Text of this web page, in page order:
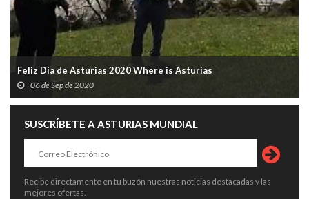
Feliz Día de Asturias 2020 Where is Asturias
06 de Sep de 2020
SUSCRÍBETE A ASTURIAS MUNDIAL
Recibe directamente en tu buzón nuestras noticias destacadas y las
mejores ofertas.